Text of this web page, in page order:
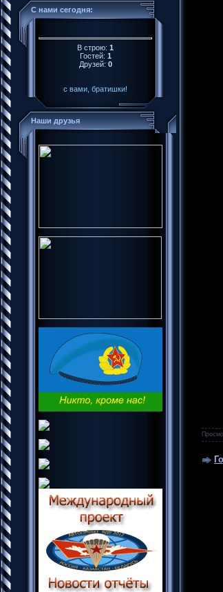
С нами сегодня:
В строю: 1
Гостей: 1
Друзей: 0
с вами, братишки!
Наши друзья